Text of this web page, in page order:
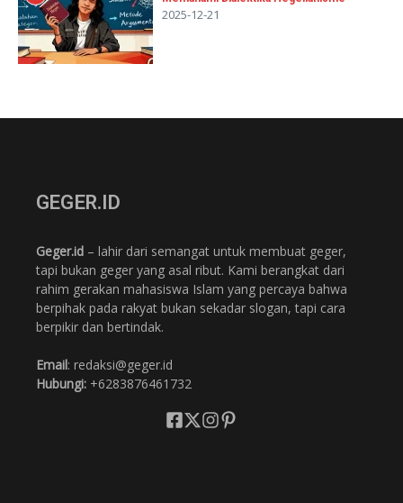
2025-12-21
GEGER.ID
Geger.id – lahir dari semangat untuk membuat geger,
tapi bukan geger yang asal ribut. Kami berangkat dari
rahim gerakan mahasiswa Islam yang percaya bahwa
berpihak pada rakyat bukan sekadar slogan, tapi cara
berpikir dan bertindak.
Email: redaksi@geger.id
Hubungi: +6283876461732